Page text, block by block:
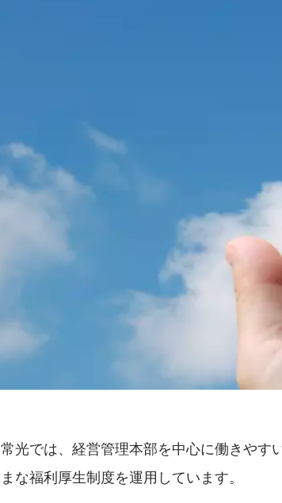
常光では、経営管理本部を中心に働きやす
まな福利厚生制度を運用しています。